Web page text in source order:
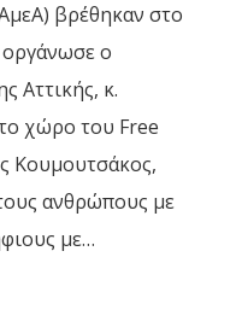
βρέθηκαν στο
ο
Αττικής, κ.
χώρο του Free
Κουμουτσάκος,
ανθρώπους με
με…